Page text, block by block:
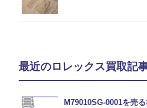
最近のロレックス買取記
M79010SG-0001を売